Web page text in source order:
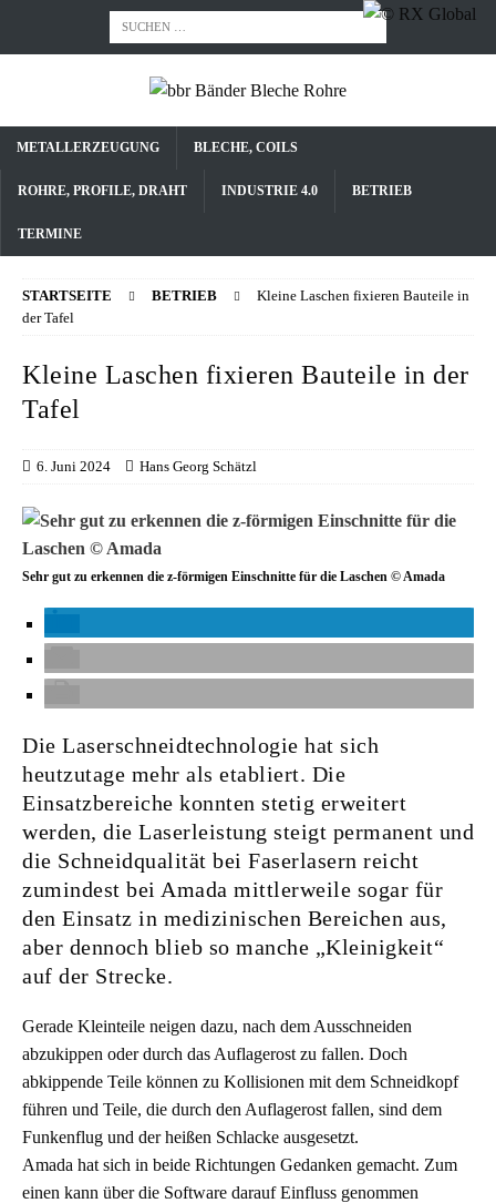
METALLERZEUGUNG BLECHE, COILS
ROHRE, PROFILE, DRAHT INDUSTRIE 4.0 BETRIEB
TERMINE
STARTSEITE BETRIEB
Kleine Laschen fixieren Bauteile in
der Tafel
Kleine Laschen fixieren Bauteile in der
Tafel
6. Juni 2024 Hans Georg Schätzl
Sehr gut zu erkennen die z-förmigen Einschnitte für die Laschen © Amada
Die Laserschneidtechnologie hat sich
heutzutage mehr als etabliert. Die
Einsatzbereiche konnten stetig erweitert
werden, die Laserleistung steigt permanent und
die Schneidqualität bei Faserlasern reicht
zumindest bei Amada mittlerweile sogar für
den Einsatz in medizinischen Bereichen aus,
aber dennoch blieb so manche „Kleinigkeit“
auf der Strecke.
Gerade Kleinteile neigen dazu, nach dem Ausschneiden
abzukippen oder durch das Auflagerost zu fallen. Doch
abkippende Teile können zu Kollisionen mit dem Schneidkopf
führen und Teile, die durch den Auflagerost fallen, sind dem
Funkenflug und der heißen Schlacke ausgesetzt.
Amada hat sich in beide Richtungen Gedanken gemacht. Zum
einen kann über die Software darauf Einfluss genommen